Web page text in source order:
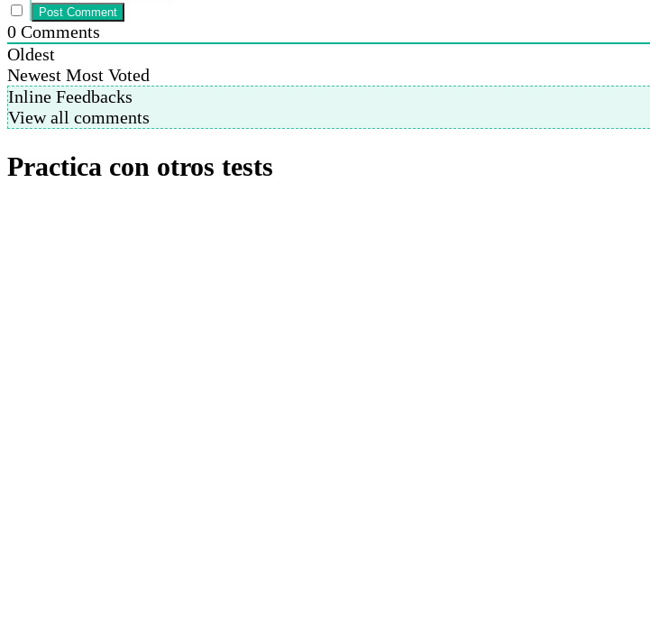
0 Comments
Oldest
Newest Most Voted
Inline Feedbacks
View all comments
Practica con otros tests